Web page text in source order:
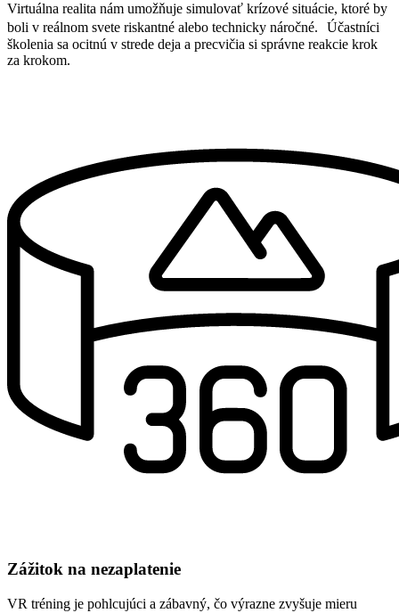
Virtuálna realita nám umožňuje simulovať krízové situácie, ktoré by
boli v reálnom svete riskantné alebo technicky náročné. Účastníci
školenia sa ocitnú v strede deja a precvičia si správne reakcie krok
za krokom.
Zážitok na nezaplatenie
VR tréning je pohlcujúci a zábavný, čo výrazne zvyšuje mieru